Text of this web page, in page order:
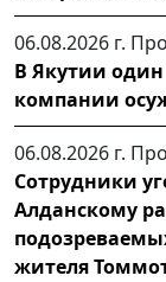
06.08.2026 г.
В Якутии
компании
06.08.2026 г.
Сотрудники
Алданскому
жителя